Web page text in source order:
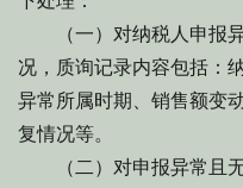
（一）对纳税人申报异
况，质询记录内容包括：
异常所属时期、销售额变
复情况等。
（二）对申报异常且无